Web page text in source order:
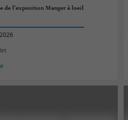
de l’exposition Manger à loeil